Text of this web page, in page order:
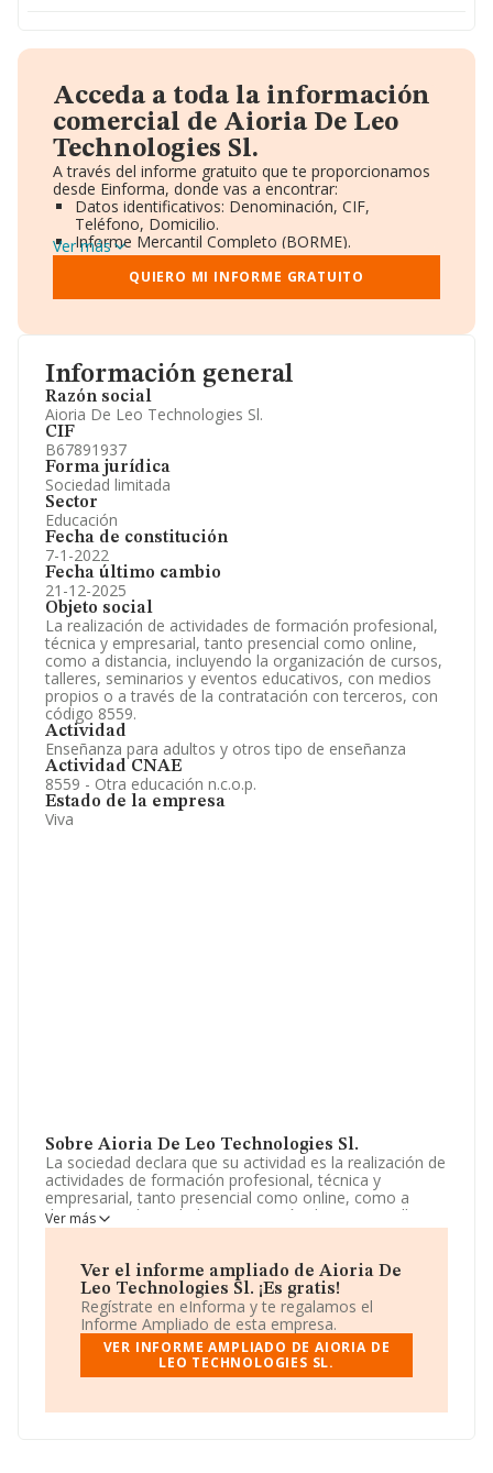
Información general
Razón social
Aioria De Leo Technologies Sl.
CIF
B67891937
Forma jurídica
Sociedad limitada
Sector
Educación
Fecha de constitución
7-1-2022
Fecha último cambio
21-12-2025
Objeto social
La realización de actividades de formación profesional,
técnica y empresarial, tanto presencial como online,
como a distancia, incluyendo la organización de cursos,
talleres, seminarios y eventos educativos, con medios
propios o a través de la contratación con terceros, con
código 8559.
Actividad
Enseñanza para adultos y otros tipo de enseñanza
Actividad CNAE
8559 - Otra educación n.c.o.p.
Estado de la empresa
Viva
Sobre Aioria De Leo Technologies Sl.
La sociedad declara que su actividad es la realización de
actividades de formación profesional, técnica y
empresarial, tanto presencial como online, como a
distancia, incluyendo la organización de cursos, talleres,
seminarios y eventos educativos, con medios propios o
8559. La sociedad está inscrita en el Registro Mercantil
como Sociedad Limitada. Su CNAE corresponde a 8559
con código 'Otra educación n.c.o.p.'. No realiza actividad
de importación y/o exportación.
Respecto al rendimiento deAioria de Leo
Technologies S.Len 2024, comparado con el año
ventas.
Ver más
Ver el informe ampliado de Aioria De
Leo Technologies Sl. ¡Es gratis!
Regístrate en eInforma y te regalamos el
Informe Ampliado de esta empresa.
VER INFORME AMPLIADO DE AIORIA DE
LEO TECHNOLOGIES SL.
Acceda a toda la información
comercial de Aioria De Leo
Technologies Sl.
A través del informe gratuito que te proporcionamos
desde Einforma, donde vas a encontrar:
Datos identificativos: Denominación, CIF,
Teléfono, Domicilio.
Informe Mercantil Completo (BORME).
Gráficos de Evolución Ventas y Empleados.
Consejo de Administración y Administradores.
Directivos y Ejecutivos.
Información oficial y registral complementaria.
Ver más
QUIERO MI INFORME GRATUITO